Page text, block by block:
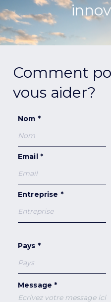
Comment
vous aider?
Nom *
Email *
Entreprise *
Pays *
Message *